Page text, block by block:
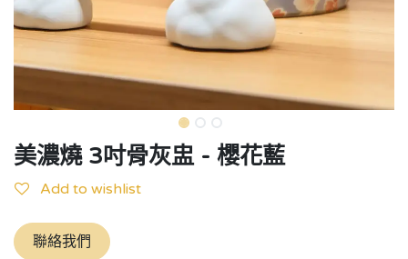
美濃燒 3吋骨灰盅 - 櫻花藍
Add to wishlist
聯絡我們